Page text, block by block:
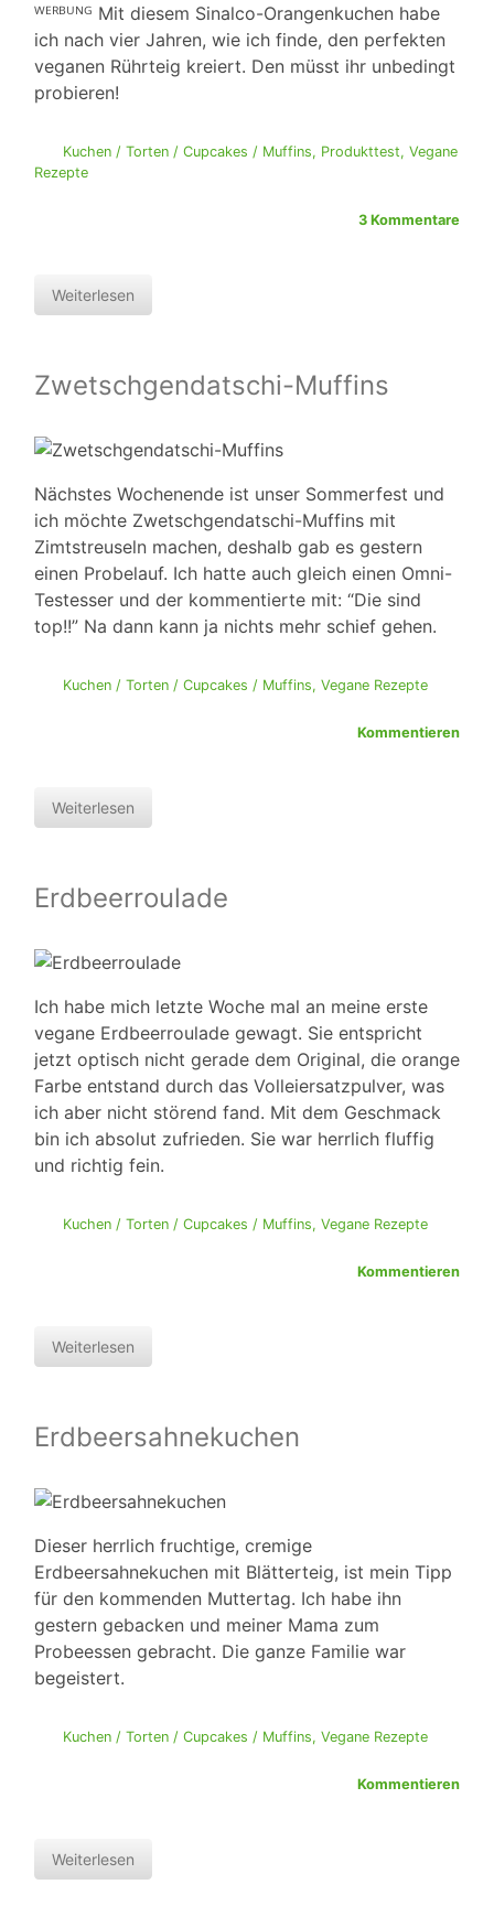
ᵂᴱᴿᴮᵁᴺᴳ Mit diesem Sinalco-Orangenkuchen habe
ich nach vier Jahren, wie ich finde, den perfekten
veganen Rührteig kreiert. Den müsst ihr unbedingt
probieren!
Kuchen / Torten / Cupcakes / Muffins, Produkttest, Vegane
Rezepte
3 Kommentare
Weiterlesen
Zwetschgendatschi-Muffins
Nächstes Wochenende ist unser Sommerfest und
ich möchte Zwetschgendatschi-Muffins mit
Zimtstreuseln machen, deshalb gab es gestern
einen Probelauf. Ich hatte auch gleich einen Omni-
Testesser und der kommentierte mit: “Die sind
top!!” Na dann kann ja nichts mehr schief gehen.
Kuchen / Torten / Cupcakes / Muffins, Vegane Rezepte
Kommentieren
Weiterlesen
Erdbeerroulade
Ich habe mich letzte Woche mal an meine erste
vegane Erdbeerroulade gewagt. Sie entspricht
jetzt optisch nicht gerade dem Original, die orange
Farbe entstand durch das Volleiersatzpulver, was
ich aber nicht störend fand. Mit dem Geschmack
bin ich absolut zufrieden. Sie war herrlich fluffig
und richtig fein.
Kuchen / Torten / Cupcakes / Muffins, Vegane Rezepte
Kommentieren
Weiterlesen
Erdbeersahnekuchen
Dieser herrlich fruchtige, cremige
Erdbeersahnekuchen mit Blätterteig, ist mein Tipp
für den kommenden Muttertag. Ich habe ihn
gestern gebacken und meiner Mama zum
Probeessen gebracht. Die ganze Familie war
begeistert.
Kuchen / Torten / Cupcakes / Muffins, Vegane Rezepte
Kommentieren
Weiterlesen